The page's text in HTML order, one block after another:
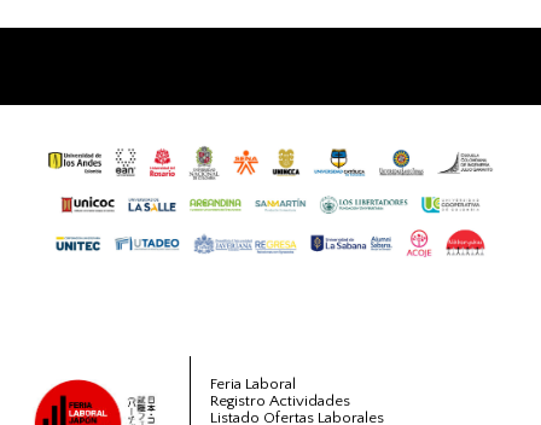
Feria Laboral
Registro Actividades
Listado Ofertas Laborales